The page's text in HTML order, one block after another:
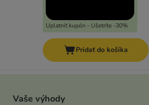
Uplatniť kupón - Ušetríte -30%
Pridať do košíka
Vaše výhody